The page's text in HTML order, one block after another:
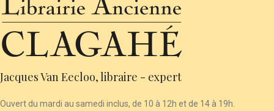
Jacques Van Eecloo, libraire - expert
Ouvert du mardi au samedi inclus, de 10 à 12h et de 14 à 19h.